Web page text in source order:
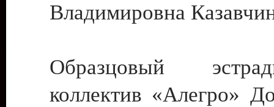
Владимировна
Образцовый
коллектив «Алегро»